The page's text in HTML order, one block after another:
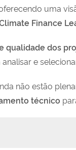
uma
Finance
qualidade dos
e
não estão
técnico